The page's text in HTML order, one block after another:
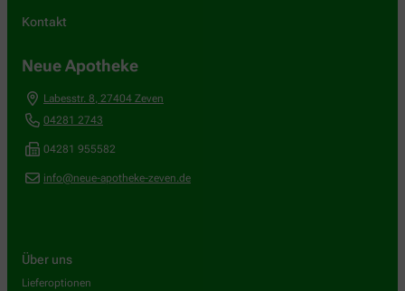
Kontakt
Neue Apotheke
Labesstr. 8, 27404 Zeven
04281 2743
04281 955582
info@neue-apotheke-zeven.de
Über uns
Lieferoptionen